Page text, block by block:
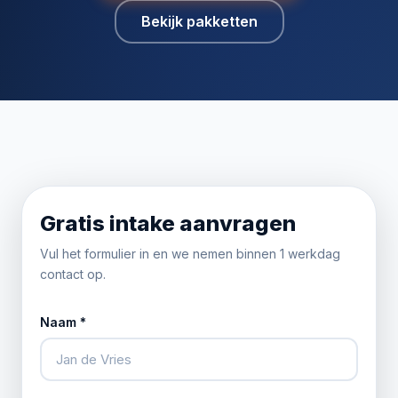
Bekijk pakketten
Gratis intake aanvragen
Vul het formulier in en we nemen binnen 1 werkdag
contact op.
Naam *